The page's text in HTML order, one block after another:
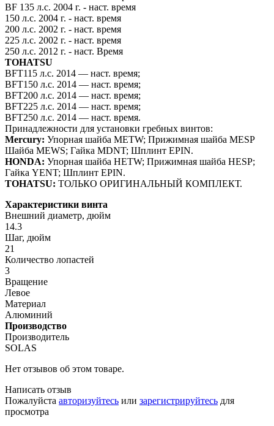
BF 135 л.с. 2004 г. - наст. время
150 л.с. 2004 г. - наст. время
200 л.с. 2002 г. - наст. время
225 л.с. 2002 г. - наст. время
250 л.с. 2012 г. - наст. Время
TOHATSU
BFT115 л.с. 2014 — наст. время;
BFT150 л.с. 2014 — наст. время;
BFT200 л.с. 2014 — наст. время;
BFT225 л.с. 2014 — наст. время;
BFT250 л.с. 2014 — наст. время.
Принадлежности для установки гребных винтов:
Mercury: Упорная шайба METW; Прижимная шайба MESP
Шайба MEWS; Гайка MDNT; Шплинт EPIN.
HONDA: Упорная шайба HETW; Прижимная шайба HESP;
Гайка YENT; Шплинт EPIN.
TOHATSU: ТОЛЬКО ОРИГИНАЛЬНЫЙ КОМПЛЕКТ.
Характеристики винта
Внешний диаметр, дюйм
14.3
Шаг, дюйм
21
Количество лопастей
3
Вращение
Левое
Материал
Алюминий
Производство
Производитель
SOLAS
Нет отзывов об этом товаре.
Написать отзыв
Пожалуйста авторизуйтесь или зарегистрируйтесь для
просмотра